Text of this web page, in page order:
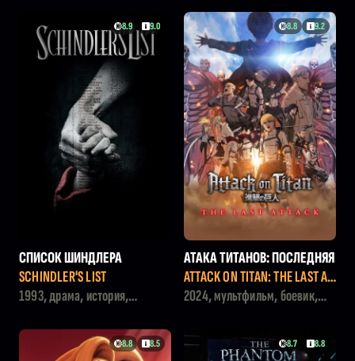
8.9 9.0
СПИСОК ШИНДЛЕРА
SCHINDLER'S LIST
1993, драма, история,
8.8 9.2
АТАКА ТИТАНОВ: ПОСЛЕДНЯЯ
АТАКА
ATTACK ON TITAN: THE LAST AT
TACK
2024, мультфильм, боевик,
8.8 8.5 8.7 8.8